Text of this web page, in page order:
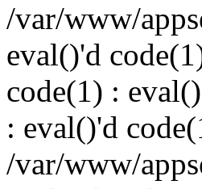
/var/www/
eval()'d
code(1) :
: eval()'d
/var/www/